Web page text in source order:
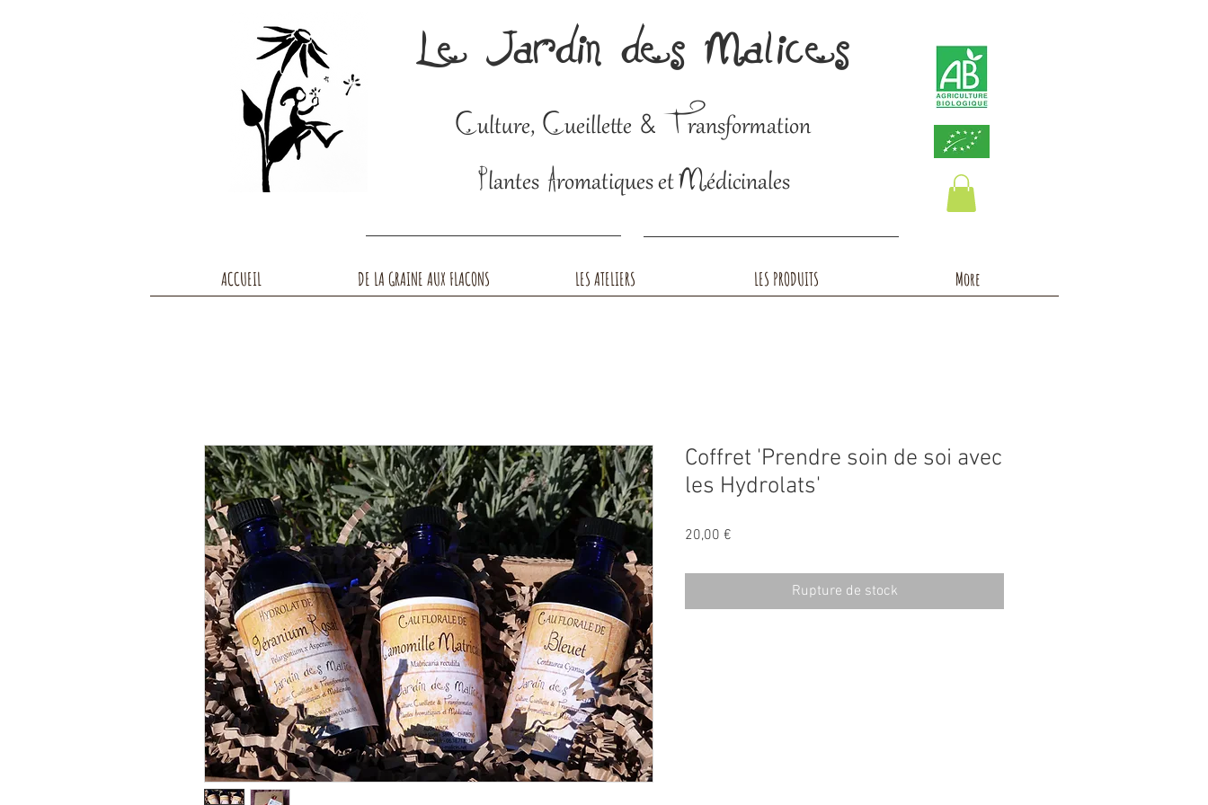
Le Jardin des Malices
Culture, Cueillette & Transformation
Plantes Aromatiques etMédicinales
ACCUEIL DE LA GRAINE AUX FLACONS LES ATELIERS LES PRODUITS More
Coffret 'Prendre soin de soi avec
les Hydrolats'
20,00 €
Rupture de stock